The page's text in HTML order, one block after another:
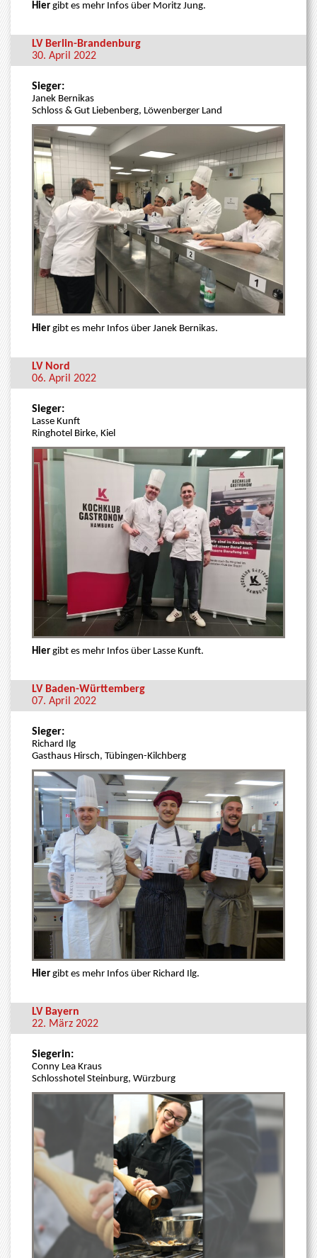
Hier gibt es mehr Infos über Moritz Jung.
LV Berlin-Brandenburg
30. April 2022
Sieger:
Janek Bernikas
Schloss & Gut Liebenberg, Löwenberger Land
Hier gibt es mehr Infos über Janek Bernikas.
LV Nord
06. April 2022
Sieger:
Lasse Kunft
Ringhotel Birke, Kiel
Hier gibt es mehr Infos über Lasse Kunft.
LV Baden-Württemberg
07. April 2022
Sieger:
Richard Ilg
Gasthaus Hirsch, Tübingen-Kilchberg
Hier gibt es mehr Infos über Richard Ilg.
LV Bayern
22. März 2022
Siegerin:
Conny Lea Kraus
Schlosshotel Steinburg, Würzburg